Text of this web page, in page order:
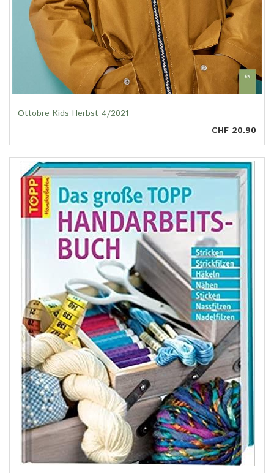
Ottobre Kids Herbst 4/2021
CHF 20.90